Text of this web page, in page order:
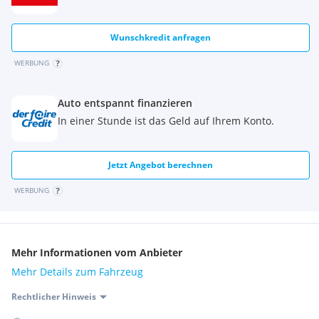
Wunschkredit anfragen
WERBUNG
Auto entspannt finanzieren
In einer Stunde ist das Geld auf Ihrem Konto.
Jetzt Angebot berechnen
WERBUNG
Mehr Informationen vom Anbieter
Mehr Details zum Fahrzeug
Rechtlicher Hinweis